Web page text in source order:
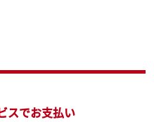
スでお支払い